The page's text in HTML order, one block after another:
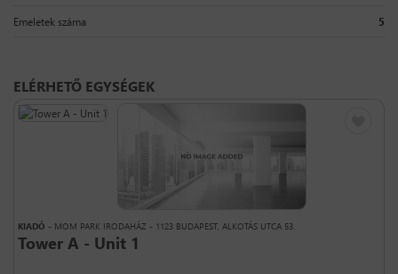
Emeletek száma
5
ELÉRHETŐ EGYSÉGEK
KIADÓ - MOM PARK IRODAHÁZ - 1123 BUDAPEST, ALKOTÁS UTCA 53.
Tower A - Unit 1